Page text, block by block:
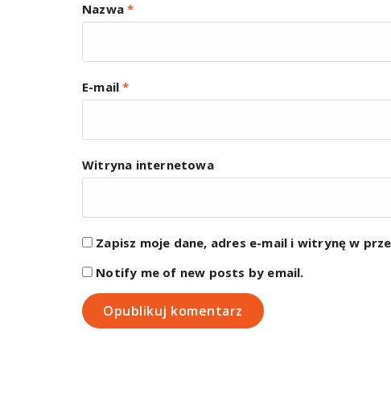
Nazwa*
E-mail*
Witryna internetowa
Zapisz moje dane, adres e-mail i witrynę w
Notify me of new posts by email.